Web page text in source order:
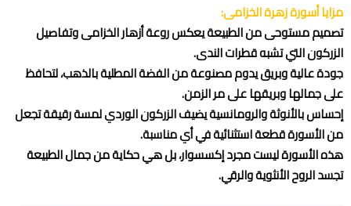
مزايا أسورة زهرة الخزامى:
تصميم مستوحى من الطبيعة يعكس روعة أزهار الخزامى وتفاصيل
الزركون التي تشبه قطرات الندى.
جودة عالية وبريق يدوم مصنوعة من الفضة المطلية بالذهب، لتحافظ
على جمالها وبريقها على مر الزمن.
إحساس بالأنوثة والرومانسية يضيف الزركون الوردي لمسة رقيقة تجعل
من الأسورة قطعة استثنائية في أي مناسبة.
هذه الأسورة ليست مجرد إكسسوار، بل هي حكاية من جمال الطبيعة
تجسد الروح الأنثوية والرقي.